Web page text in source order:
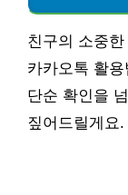
친구의 소중
카카오톡 활
단순 확인을
짚어드릴게요.